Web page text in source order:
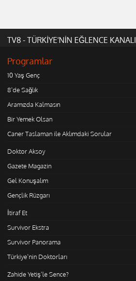
TV8 - TÜRKİYE'NİN EĞLENCE KANALI
Programlar
10 Yaş Genç
8'de Sağlık
Aramızda Kalmasın
Bir Yemek Olsan
Caner Taslaman ile Aklımdaki Sorular
Doktor Aksoy
Gazete Magazin
Gel Konuşalım
Gençlik Rüzgarı
İtiraf Et
Survivor Ekstra
Survivor Panorama
Türkiye'nin Doktorları
Zahide Yetiş'le Sence?